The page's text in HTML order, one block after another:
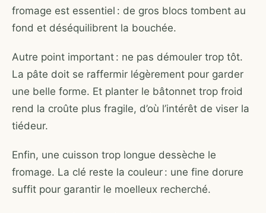
fromage est essentiel : de gros blocs tombent au
fond et déséquilibrent la bouchée.
Autre point important : ne pas démouler trop tôt.
La pâte doit se raffermir légèrement pour garder
une belle forme. Et planter le bâtonnet trop froid
rend la croûte plus fragile, d’où l’intérêt de viser la
tiédeur.
Enfin, une cuisson trop longue dessèche le
fromage. La clé reste la couleur : une fine dorure
suffit pour garantir le moelleux recherché.